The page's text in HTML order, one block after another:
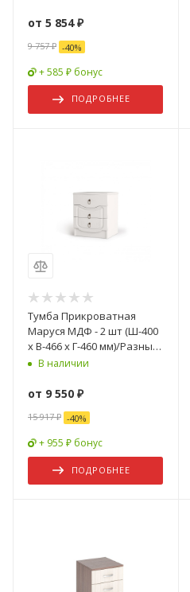
от 5 854 ₽
9 757 ₽ -40%
+ 585 ₽ бонус
ПОДРОБНЕЕ
Тумба Прикроватная
Маруся МДФ - 2 шт (Ш-400
x В-466 x Г-460 мм)/Разные
Цвета
В наличии
от 9 550 ₽
15 917 ₽ -40%
+ 955 ₽ бонус
ПОДРОБНЕЕ